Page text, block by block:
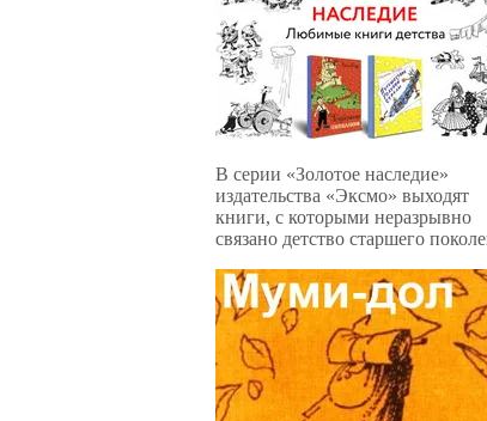
В серии «Золотое наследие»
издательства «Эксмо» выходят
книги, с которыми неразрывно
связано детство старшего